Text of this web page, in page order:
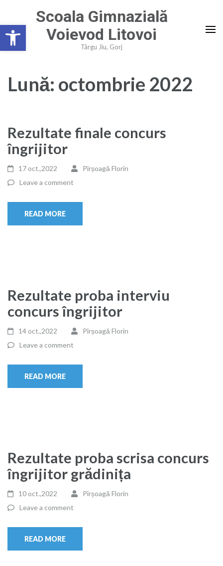
Deschide bara de unelte
content
(Press
Scoala Gimnazială
Voievod Litovoi
Târgu Jiu, Gorj
Lună: octombrie 2022
Rezultate finale concurs
îngrijitor
17 oct.,2022
Pîrșoagă Florin
Leave a comment
READ MORE
Rezultate proba interviu
concurs îngrijitor
14 oct.,2022
Pîrșoagă Florin
Leave a comment
READ MORE
Rezultate proba scrisa concurs
îngrijitor grădinița
10 oct.,2022
Pîrșoagă Florin
Leave a comment
READ MORE